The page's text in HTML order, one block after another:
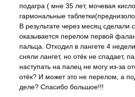
подагра ( мне 35 лет, мочевая
гармональные
В результате через месяц сделали
оказывается перелом первой
пальца. Отходил в лангете 4
сняли лангет, но отёк не спадает,
наступать на палец не могу из-за
отёк? И может это не перелом, а
деле? Спасибо большое!!!